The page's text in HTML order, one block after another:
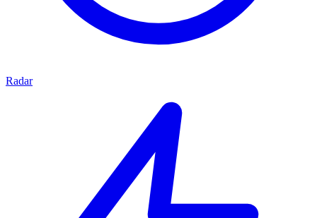
Radar